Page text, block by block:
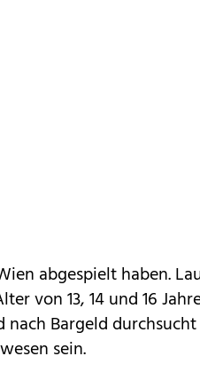
abgespielt haben.
von 13, 14 und 16
Bargeld
sein.